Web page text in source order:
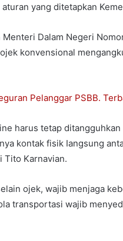
yang ditetapkan
Dalam Negeri
konvensional
Pelanggar PSBB.
harus tetap
kontak fisik Iangsung
Tito Karnavian.
ojek, wajib menjaga
transportasi wajib